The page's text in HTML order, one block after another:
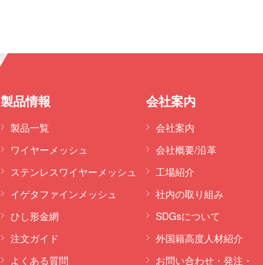
製品情報
製品一覧
ワイヤーメッシュ
ステンレスワイヤーメッシュ
イゲタファインメッシュ
ひし形金網
注文ガイド
よくある質問
会社案内
会社案内
会社概要/沿革
工場紹介
社内の取り組み
SDGsについて
外国籍高度人材紹介
お問い合わせ・発注・